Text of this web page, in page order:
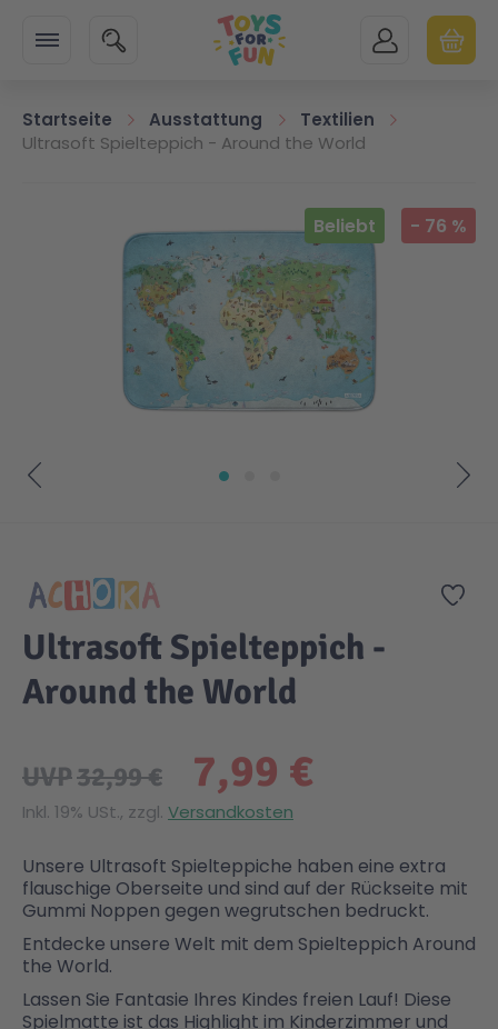
SUCHE MEIN KONTO
Startseite Ausstattung
Textilien
Ultrasoft Spielteppich - Around the World
Beliebt - 76 %
Zur
Ultrasoft Spielteppich -
Around the World
7,99 €
UVP32,99 €
Inkl. 19% USt., zzgl. Versandkosten
Unsere Ultrasoft Spielteppiche haben eine extra
flauschige Oberseite und sind auf der Rückseite mit
Gummi Noppen gegen wegrutschen bedruckt.
Entdecke unsere Welt mit dem Spielteppich Around
the World.
Lassen Sie Fantasie Ihres Kindes freien Lauf! Diese
Spielmatte ist das Highlight im Kinderzimmer und